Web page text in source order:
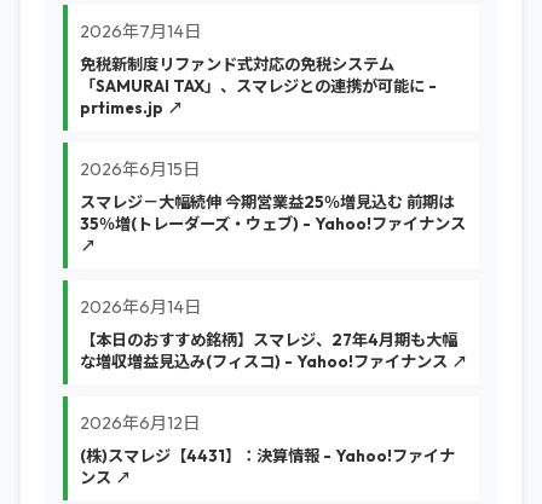
2026年7月14日
免税新制度リファンド式対応の免税システム
「SAMURAI TAX」、スマレジとの連携が可能に -
prtimes.jp ↗
2026年6月15日
スマレジ－大幅続伸 今期営業益25％増見込む 前期は
35％増(トレーダーズ・ウェブ) - Yahoo!ファイナンス
↗
2026年6月14日
【本日のおすすめ銘柄】スマレジ、27年4月期も大幅
な増収増益見込み(フィスコ) - Yahoo!ファイナンス ↗
2026年6月12日
(株)スマレジ【4431】：決算情報 - Yahoo!ファイナ
ンス ↗